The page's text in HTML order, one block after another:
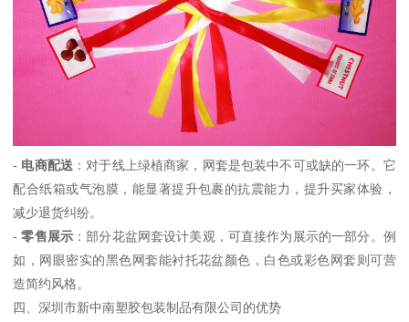
- 电商配送 ：对于线上绿植商家，网套是包装中不可或缺的一环。它
配合纸箱或气泡膜，能显著提升包裹的抗震能力，提升买家体验，
减少退货纠纷。
-零售展示 ：部分花盆网套设计美观，可直接作为展示的一部分。例
如，网眼密实的黑色网套能衬托花盆颜色，白色或彩色网套则可营
造简约风格。
四、深圳市新中南塑胶包装制品有限公司的优势